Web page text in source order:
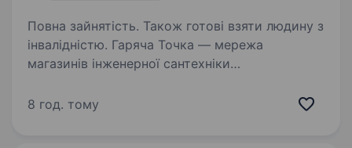
Повна зайнятість. Також готові взяти людину з
інвалідністю. Гаряча Точка — мережа
магазинів інженерної сантехніки
це мистецтво, що приносить комфорт і
8 год. тому